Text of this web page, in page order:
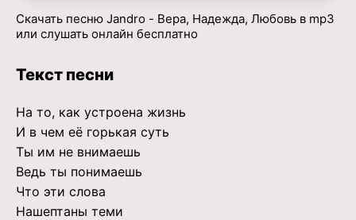
Скачать песню Jandro - Вера, Надежда, Любовь в mp3
или слушать онлайн бесплатно
Текст песни
На то, как устроена жизнь
И в чем её горькая суть
Ты им не внимаешь
Ведь ты понимаешь
Что эти слова
Нашептаны теми